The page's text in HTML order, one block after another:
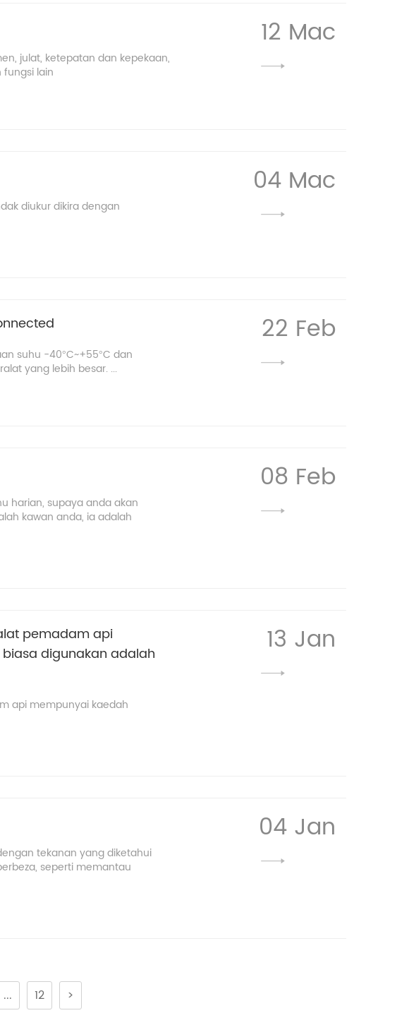
julat, ketepatan dan kepekaan,
lain
12 Mac
diukur dikira dengan
04 Mac
suhu -40°C~+55°C dan
yang lebih besar. ...
22 Feb
harian, supaya anda akan
kawan anda, ia adalah
08 Feb
pemadam api
digunakan adalah
api mempunyai kaedah
13 Jan
tekanan yang diketahui
seperti memantau
04 Jan
... 12 >